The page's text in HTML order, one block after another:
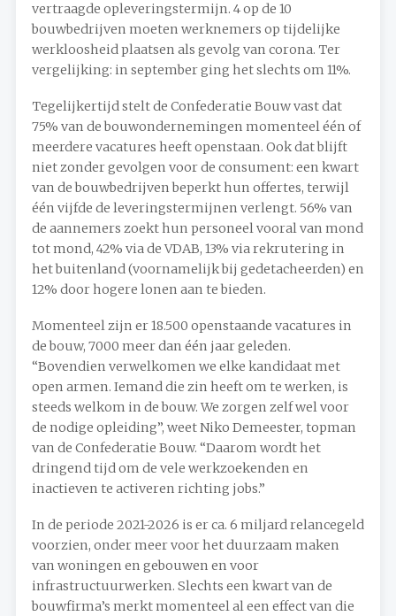
vertraagde opleveringstermijn. 4 op de 10
bouwbedrijven moeten werknemers op tijdelijke
werkloosheid plaatsen als gevolg van corona. Ter
vergelijking: in september ging het slechts om 11%.
Tegelijkertijd stelt de Confederatie Bouw vast dat
75% van de bouwondernemingen momenteel één of
meerdere vacatures heeft openstaan. Ook dat blijft
niet zonder gevolgen voor de consument: een kwart
van de bouwbedrijven beperkt hun offertes, terwijl
één vijfde de leveringstermijnen verlengt. 56% van
de aannemers zoekt hun personeel vooral van mond
tot mond, 42% via de VDAB, 13% via rekrutering in
het buitenland (voornamelijk bij gedetacheerden) en
12% door hogere lonen aan te bieden.
Momenteel zijn er 18.500 openstaande vacatures in
de bouw, 7000 meer dan één jaar geleden.
“Bovendien verwelkomen we elke kandidaat met
open armen. Iemand die zin heeft om te werken, is
steeds welkom in de bouw. We zorgen zelf wel voor
de nodige opleiding”, weet Niko Demeester, topman
van de Confederatie Bouw. “Daarom wordt het
dringend tijd om de vele werkzoekenden en
inactieven te activeren richting jobs.”
In de periode 2021-2026 is er ca. 6 miljard relancegeld
voorzien, onder meer voor het duurzaam maken
van woningen en gebouwen en voor
infrastructuurwerken. Slechts een kwart van de
bouwfirma’s merkt momenteel al een effect van die